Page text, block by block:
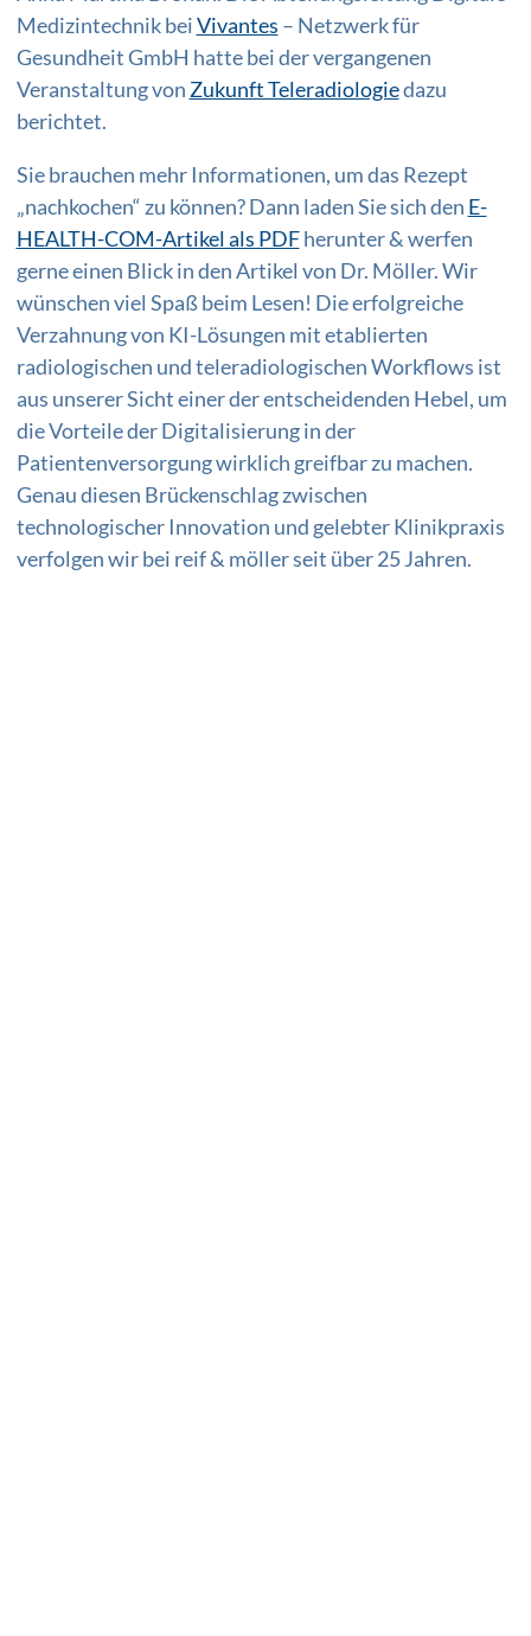
Medizintechnik beiVivantes – Netzwerk für
Gesundheit GmbH hatte bei der vergangenen
Veranstaltung von Zukunft Teleradiologiedazu
berichtet.
Sie brauchen mehr Informationen, um das Rezept
„nachkochen“ zu können? Dann laden Sie sich den E-
HEALTH-COM-Artikel als PDFherunter & werfen
gerne einen Blick in den Artikel von Dr. Möller. Wir
wünschen viel Spaß beim Lesen! Die erfolgreiche
Verzahnung von KI-Lösungen mit etablierten
radiologischen und teleradiologischen Workflows ist
aus unserer Sicht einer der entscheidenden Hebel, um
die Vorteile der Digitalisierung in der
Patientenversorgung wirklich greifbar zu machen.
Genau diesen Brückenschlag zwischen
technologischer Innovation und gelebter Klinikpraxis
verfolgen wir bei reif & möller seit über 25 Jahren.